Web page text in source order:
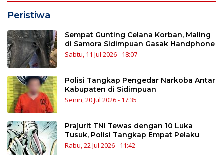
Peristiwa
Sempat Gunting Celana Korban, Maling
di Samora Sidimpuan Gasak Handphone
Sabtu, 11 Jul 2026 - 18:07
Polisi Tangkap Pengedar Narkoba Antar
Kabupaten di Sidimpuan
Senin, 20 Jul 2026 - 17:35
Prajurit TNI Tewas dengan 10 Luka
Tusuk, Polisi Tangkap Empat Pelaku
Rabu, 22 Jul 2026 - 11:42